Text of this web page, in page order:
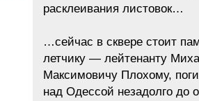
расклеивания листовок…
…сейчас в сквере стоит
летчику — лейтенанту
Максимовичу Плохому,
над Одессой незадолго до